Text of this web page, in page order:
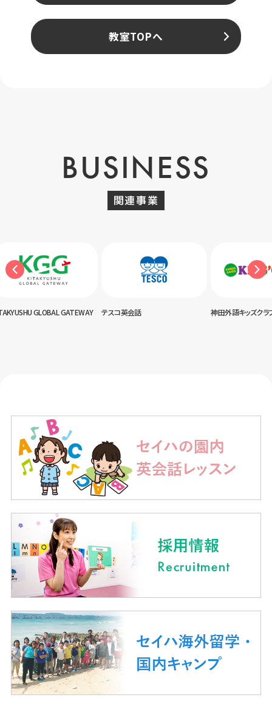
教室TOPへ
BUSINESS
関連事業
GLOBAL GATEWAY テスコ英会話 神田外語キッズクラブ